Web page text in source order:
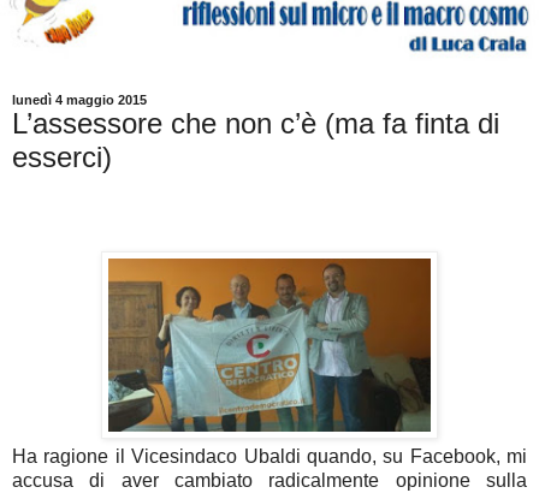
lunedì 4 maggio 2015
L’assessore che non c’è (ma fa finta di
esserci)
Ha ragione il Vicesindaco Ubaldi quando, su Facebook, mi
accusa di aver cambiato radicalmente opinione sulla